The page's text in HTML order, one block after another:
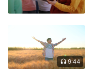
比恩典更大的更全面
道盡人的本性的，
理，這各種方式的揭
語言能代替的，而是
9:44